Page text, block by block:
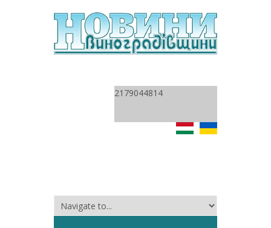
2179044814